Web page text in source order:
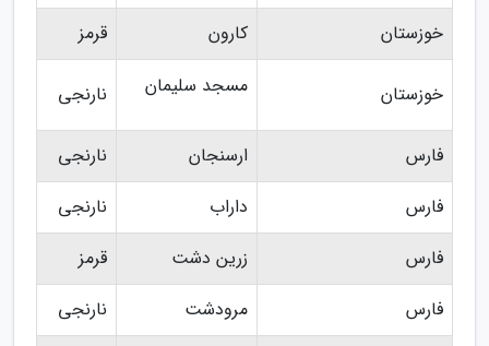
خوزستان
کارون قرمز
خوزستان مسجد سلیمان نارنجی
فارس ارسنجان
نارنجی
فارس
داراب
نارنجی
فارس
زرین دشت
قرمز
فارس
مرودشت
نارنجی